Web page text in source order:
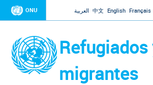
Jump to navigation
ONU العربية 中文 English Français
Refugiados
migrantes